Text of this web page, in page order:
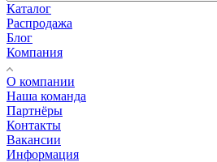
Каталог
Распродажа
Блог
Компания
О компании
Наша команда
Партнёры
Контакты
Вакансии
Информация